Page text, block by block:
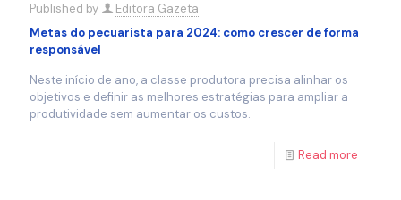
Published by
Editora Gazeta
Metas do pecuarista para 2024: como crescer de forma
responsável
Neste início de ano, a classe produtora precisa alinhar os
objetivos e definir as melhores estratégias para ampliar a
produtividade sem aumentar os custos.
Read more